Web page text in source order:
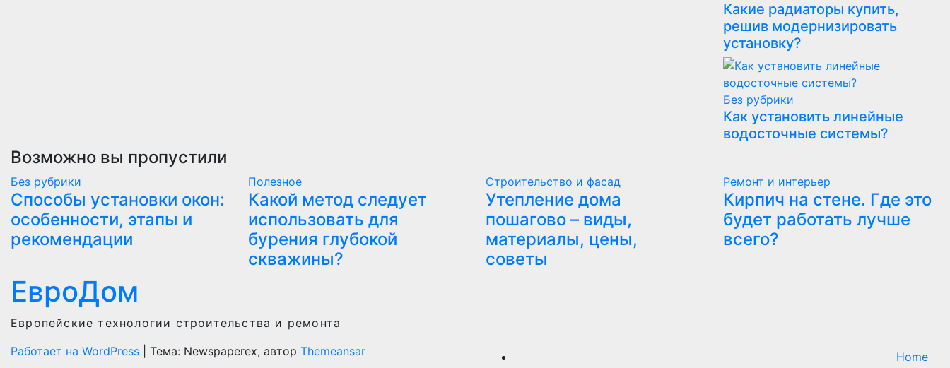
Какие радиаторы купить,
решив модернизировать
установку?
Без рубрики
Как установить линейные
водосточные системы?
Возможно вы пропустили
Без рубрики
Способы установки окон:
особенности, этапы и
рекомендации
Полезнoe
Какой метод следует
использовать для
бурения глубокой
скважины?
Строительство и фасад
Утепление дома
пошагово – виды,
материалы, цены,
советы
Ремонт и интерьер
Кирпич на стене. Где это
будет работать лучше
всего?
ЕвроДом
Европейские технологии строительства и ремонта
Работает на WordPress
Тема: Newspaperex, автор Themeansar Home